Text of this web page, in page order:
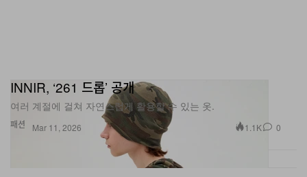
패션
INNIR, ‘261 드롭’ 공개
여러 계절에 걸쳐 자연스럽게 활용할 수 있는 옷.
Mar 11, 2026 1.1K 0